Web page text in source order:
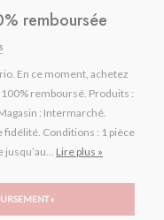
remboursée
En ce moment, achetez
remboursé. Produits :
: Intermarché.
fidélité. Conditions : 1 pièce
jusqu’au... Lire plus »
»